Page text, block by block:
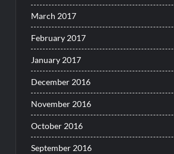
March 2017
February 2017
January 2017
December 2016
November 2016
October 2016
September 2016